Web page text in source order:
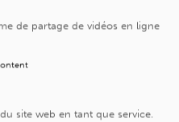
de partage de vidéos en ligne
site web en tant que service.